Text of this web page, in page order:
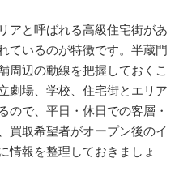
アと呼ばれる高級住宅街があ
ているのが特徴です。半蔵門
周辺の動線を把握しておくこ
劇場、学校、住宅街とエリア
ので、平日・休日での客層・
買取希望者がオープン後のイ
情報を整理しておきましょ